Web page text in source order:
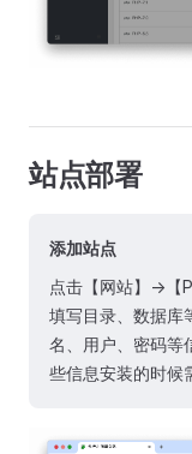
站点部署
添加站点
点击【网站】->【
填写目录、数据库
名、用户、密码等
些信息安装的时候